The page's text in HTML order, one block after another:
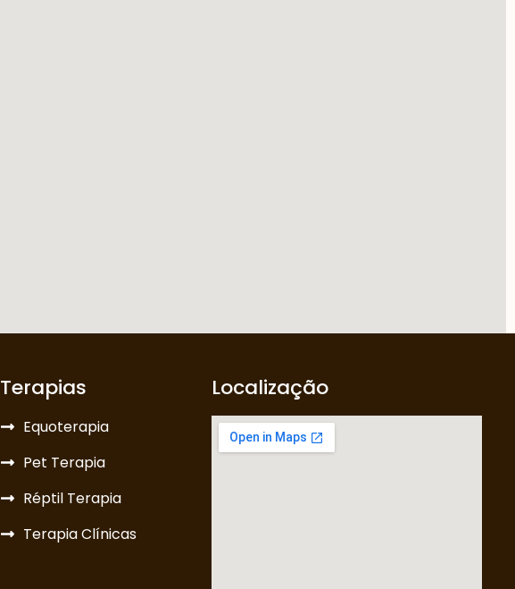
Terapias
Equoterapia
Pet Terapia
Réptil Terapia
Terapia Clínicas
Localização